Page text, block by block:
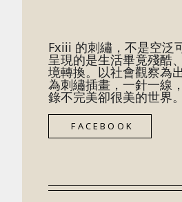
Fxiii 的刺繡，不是空泛
呈現的是生活畢竟殘酷
境轉換。以社會觀察為
為刺繡插畫，一針一線
錄不完美卻很美的世界。
FACEBOOK